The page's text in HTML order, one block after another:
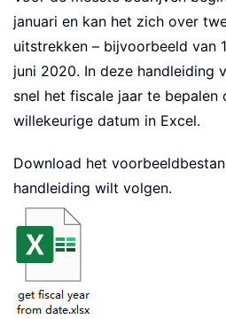
januari en kan het zich over
uitstrekken – bijvoorbeeld van
juni 2020. In deze handleiding
snel het fiscale jaar te bepalen
willekeurige datum in Excel.
Download het
handleiding wilt volgen.